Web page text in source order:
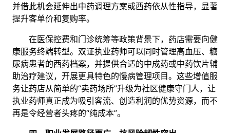
并借此机会延伸出中药调理方案或西药依从性指导，显著
提升客单价和复购率。
在医保控费和门诊统筹等政策背景下，药店需要向健
康服务终端转型。双证执业药师可以同时管理高血压、糖
尿病患者的西药档案，并提供合适的中成药或中药饮片辅
助治疗建议，开展更具特色的慢病管理项目。这些增值服
务让药店从简单的“卖药场所”升级为社区健康守门人，让
执业药师真正成为吸引客流、创造利润的优势资源，而不
再是令经营者头疼的“纯成本”。